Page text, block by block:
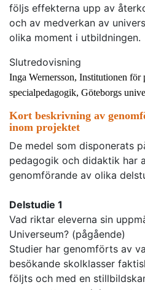
följs effekterna upp av
och av medverkan av
olika moment i utbildningen.
Slutredovisning
Inga Wernersson, Institutionen för
specialpedagogik, Göteborgs
Kort beskrivning av
inom projektet
De medel som disponerats
pedagogik och didaktik har
genomförande av olika
Delstudie 1
Vad riktar eleverna sin
Universeum? (pågående)
Studier har genomförts av
besökande skolklasser
följts och med en